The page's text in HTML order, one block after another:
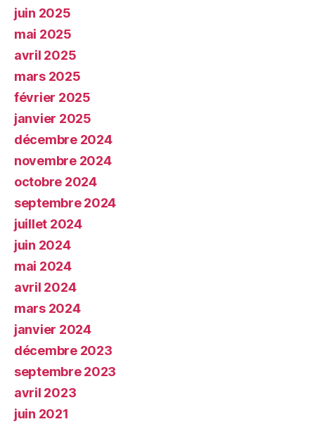
juin 2025
mai 2025
avril 2025
mars 2025
février 2025
janvier 2025
décembre 2024
novembre 2024
octobre 2024
septembre 2024
juillet 2024
juin 2024
mai 2024
avril 2024
mars 2024
janvier 2024
décembre 2023
septembre 2023
avril 2023
juin 2021